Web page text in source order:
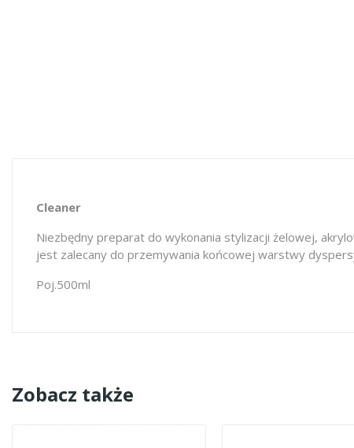
Cleaner
Niezbędny preparat do wykonania stylizacji żelowej,
jest zalecany do przemywania końcowej warstwy
Poj.500ml
Zobacz także